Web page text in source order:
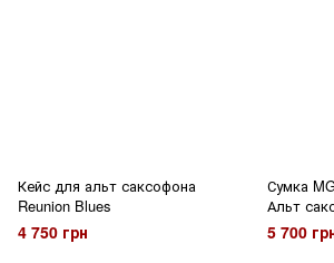
Кейс для альт саксофона
Reunion Blues
4 750 грн
Сумка
Альт
5 700